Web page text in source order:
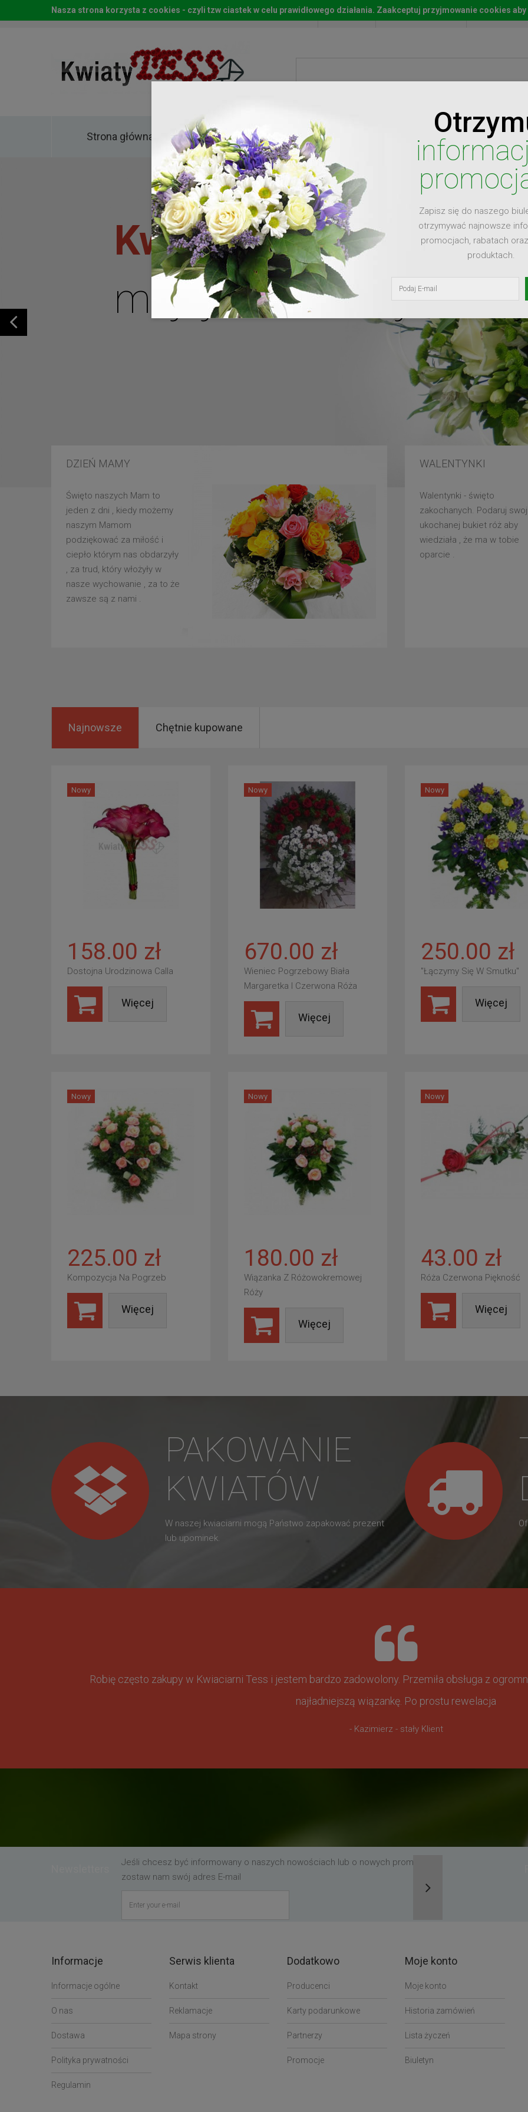
Start Moje konto Lista
Strona główna Kwiaty
Kwiaty dla
mojej ukochanej
DZIEŃ MAMY
Święto naszych Mam to
jeden z dni , kiedy możemy
naszym Mamom
podziękować za miłość i
ciepło którym nas obdarzyły
, za trud, który włożyły w
nasze wychowanie , za to że
zawsze są z nami .
WALENTYNKI
Walentynki - święto
zakochanych. Podaruj
ukochanej bukiet róż aby
wiedziała , że ma w tobie
oparcie .
Zapisz się do naszego
otrzymywać najnowsze
promocjach, rabatach
produktach.
Najnowsze Chętnie kupowane
Nowy
158.00 zł
Dostojna Urodzinowa Calla
Więcej
Nowy
670.00 zł
Wieniec Pogrzebowy Biała
Margaretka I Czerwona Róża
Więcej
Nowy
250.00 zł
"Łączymy Się W Smutku"
Więcej
Nowy
225.00 zł
Kompozycja Na Pogrzeb
Więcej
Nowy
180.00 zł
Wiązanka Z Różowokremowej
Róży
Więcej
Nowy
43.00 zł
Róża Czerwona Piękność
Więcej
PAKOWANIE
KWIATÓW
W naszej kwiaciarni mogą Państwo zapakować prezent
lub upominek.
Robię często zakupy w Kwiaciarni Tess i jestem bardzo zadowolony. Przemiła obsługa z
najładniejszą wiązankę. Po prostu rewelacja
- Kazimierz - stały Klient
Jeśli chcesz być informowany o naszych nowościach lub o nowych promocjach,
zostaw nam swój adres E-mail
Nasza strona korzysta z cookies - czyli tzw ciastek w celu prawidłowego działania. Zaakceptuj przyjmowanie cookies
Informacje
Informacje ogólne
O nas
Dostawa
Polityka prywatności
Regulamin
Serwis klienta
Kontakt
Reklamacje
Mapa strony
Dodatkowo
Producenci
Karty podarunkowe
Partnerzy
Promocje
Moje konto
Moje konto
Historia zamówień
Lista życzeń
Biuletyn